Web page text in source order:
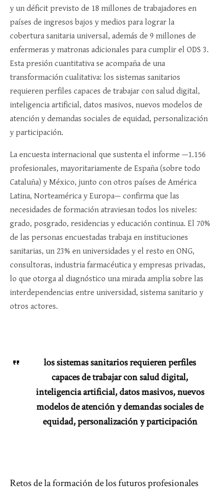
y un déficit previsto de 18 millones de trabajadores en
países de ingresos bajos y medios para lograr la
cobertura sanitaria universal, además de 9 millones de
enfermeras y matronas adicionales para cumplir el ODS 3.
Esta presión cuantitativa se acompaña de una
transformación cualitativa: los sistemas sanitarios
requieren perfiles capaces de trabajar con salud digital,
inteligencia artificial, datos masivos, nuevos modelos de
atención y demandas sociales de equidad, personalización
y participación.​
La encuesta internacional que sustenta el informe —1.156
profesionales, mayoritariamente de España (sobre todo
Cataluña) y México, junto con otros países de América
Latina, Norteamérica y Europa— confirma que las
necesidades de formación atraviesan todos los niveles:
grado, posgrado, residencias y educación continua. El 70%
de las personas encuestadas trabaja en instituciones
sanitarias, un 23% en universidades y el resto en ONG,
consultoras, industria farmacéutica y empresas privadas,
lo que otorga al diagnóstico una mirada amplia sobre las
interdependencias entre universidad, sistema sanitario y
otros actores.​
los sistemas sanitarios requieren perfiles
capaces de trabajar con salud digital,
inteligencia artificial, datos masivos, nuevos
modelos de atención y demandas sociales de
equidad, personalización y participación
Retos de la formación de los futuros profesionales